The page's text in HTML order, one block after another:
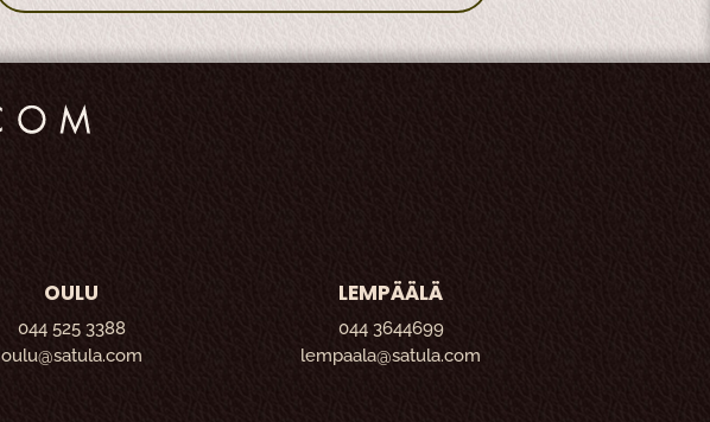
OULU
044 525 3388
oulu@satula.com
LEMPÄÄLÄ
044 3644699
lempaala@satula.com